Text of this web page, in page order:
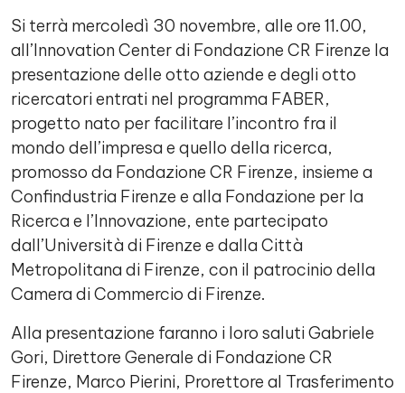
Si terrà mercoledì 30 novembre, alle ore 11.00,
all’Innovation Center di Fondazione CR Firenze la
presentazione delle otto aziende e degli otto
ricercatori entrati nel programma FABER,
progetto nato per facilitare l’incontro fra il
mondo dell’impresa e quello della ricerca,
promosso da Fondazione CR Firenze, insieme a
Confindustria Firenze e alla Fondazione per la
Ricerca e l’Innovazione, ente partecipato
dall’Università di Firenze e dalla Città
Metropolitana di Firenze, con il patrocinio della
Camera di Commercio di Firenze.
Alla presentazione faranno i loro saluti Gabriele
Gori, Direttore Generale di Fondazione CR
Firenze, Marco Pierini, Prorettore al Trasferimento